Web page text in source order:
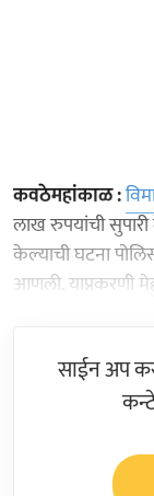
कवठेमहांकाळ :
लाख रुपयांची
केल्याची घटना
आणली. याप्रकरणी
साईन अप